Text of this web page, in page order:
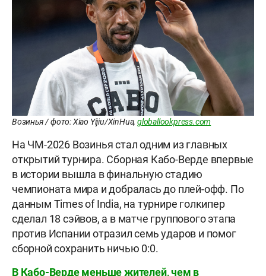
Возинья / фото: Xiao Yijiu/XinHua,globallookpress.com
На ЧМ-2026 Возинья стал одним из главных
открытий турнира. Сборная Кабо-Верде впервые
в истории вышла в финальную стадию
чемпионата мира и добралась до плей-офф. По
данным Times of India, на турнире голкипер
сделал 18 сэйвов, а в матче группового этапа
против Испании отразил семь ударов и помог
сборной сохранить ничью 0:0.
В Кабо-Верде меньше жителей, чем в